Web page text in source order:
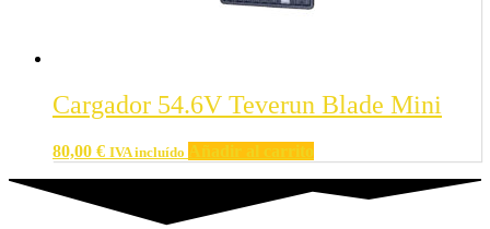
Cargador 54.6V Teverun Blade Mini
80,00 € IVA incluído